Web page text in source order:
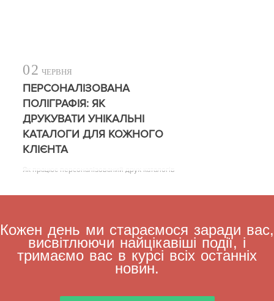
02 ЧЕРВНЯ
ПЕРСОНАЛІЗОВАНА
ПОЛІГРАФІЯ: ЯК
ДРУКУВАТИ УНІКАЛЬНІ
КАТАЛОГИ ДЛЯ КОЖНОГО
КЛІЄНТА
Як працює персоналізований друк каталогів
Кожен день ми стараємося заради вас,
висвітлюючи найцікавіші події, і
тримаємо вас в курсі всіх останніх
новин.